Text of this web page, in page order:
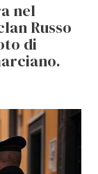
nel
Russo
di